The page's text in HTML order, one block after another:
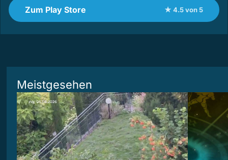
Zum Play Store ★ 4.5 von 5
Meistgesehen